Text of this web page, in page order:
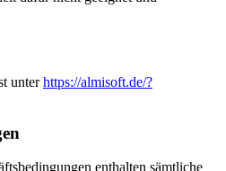
unterhttps://almisoft.de/?
enthalten sämtliche